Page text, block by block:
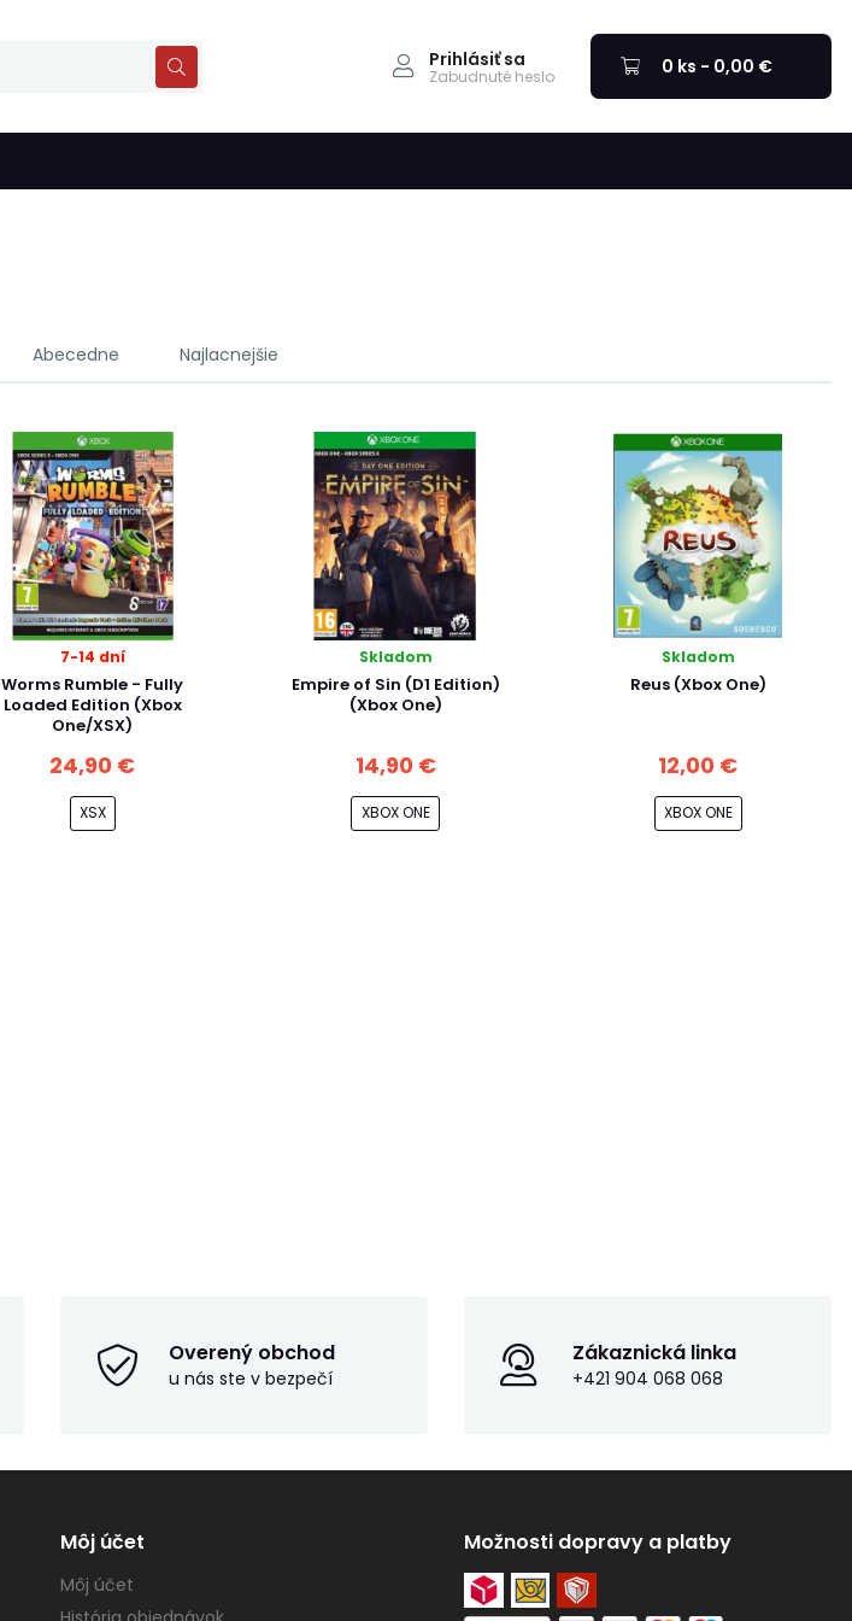
Prihlásiť sa
Zabudnuté heslo 0 ks - 0,00 €
Abecedne Najlacnejšie
7-14 dní
Worms Rumble - Fully
Loaded Edition (Xbox
One/XSX)
24,90 €
XSX
Skladom
Empire of Sin (D1 Edition)
(Xbox One)
14,90 €
XBOX ONE
Skladom
Reus (Xbox One)
12,00 €
XBOX ONE
Overený obchod
u nás ste v bezpečí
Zákaznická linka
+421 904 068 068
Môj účet
Môj účet
Možnosti dopravy a platby